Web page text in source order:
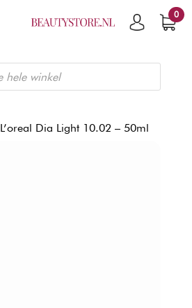
0
L’oreal Dia Light 10.02 – 50ml